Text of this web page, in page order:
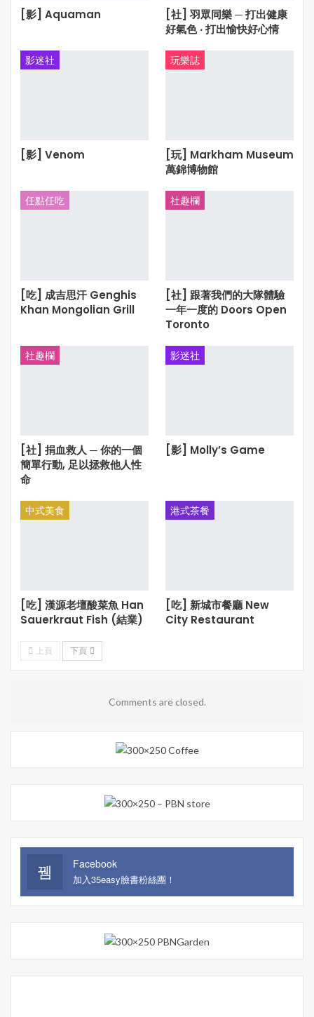
[影] Aquaman
[社] 羽眾同樂 ─ 打出健康
好氣色 ‧ 打出愉快好心情
影迷社
[影] Venom
玩樂誌
[玩] Markham Museum
萬錦博物館
任點任吃
[吃] 成吉思汗 Genghis
Khan Mongolian Grill
社趣欄
[社] 跟著我們的大隊體驗
一年一度的 Doors Open
Toronto
社趣欄
[社] 捐血救人 ─ 你的一個
簡單行動, 足以拯救他人性
命
影迷社
[影] Molly’s Game
中式美食
[吃] 漢源老壇酸菜魚 Han
Sauerkraut Fish (結業)
港式茶餐
[吃] 新城市餐廳 New
City Restaurant
上頁 下頁
Comments are closed.
Facebook
加入35easy臉書粉絲團！